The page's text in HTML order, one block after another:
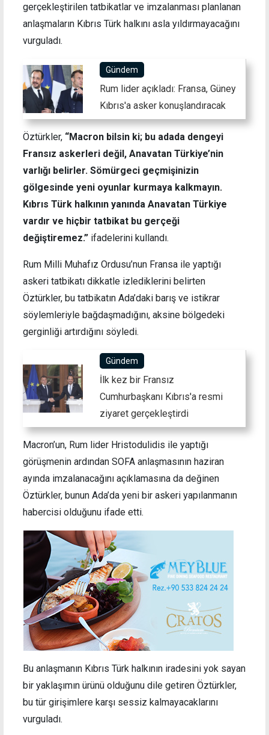
gerçekleştirilen tatbikatlar ve imzalanması planlanan
anlaşmaların Kıbrıs Türk halkını asla yıldırmayacağını
vurguladı.
Gündem
Rum lider açıkladı: Fransa, Güney
Kıbrıs'a asker konuşlandıracak
Öztürkler, “Macron bilsin ki; bu adada dengeyi
Fransız askerleri değil, Anavatan Türkiye’nin
varlığı belirler. Sömürgeci geçmişinizin
gölgesinde yeni oyunlar kurmaya kalkmayın.
Kıbrıs Türk halkının yanında Anavatan Türkiye
vardır ve hiçbir tatbikat bu gerçeği
değiştiremez.” ifadelerini kullandı.
Rum Milli Muhafız Ordusu’nun Fransa ile yaptığı
askeri tatbikatı dikkatle izlediklerini belirten
Öztürkler, bu tatbikatın Ada’daki barış ve istikrar
söylemleriyle bağdaşmadığını, aksine bölgedeki
gerginliği artırdığını söyledi.
Gündem
İlk kez bir Fransız
Cumhurbaşkanı Kıbrıs'a resmi
ziyaret gerçekleştirdi
Macron’un, Rum lider Hristodulidis ile yaptığı
görüşmenin ardından SOFA anlaşmasının haziran
ayında imzalanacağını açıklamasına da değinen
Öztürkler, bunun Ada’da yeni bir askeri yapılanmanın
habercisi olduğunu ifade etti.
Bu anlaşmanın Kıbrıs Türk halkının iradesini yok sayan
bir yaklaşımın ürünü olduğunu dile getiren Öztürkler,
bu tür girişimlere karşı sessiz kalmayacaklarını
vurguladı.